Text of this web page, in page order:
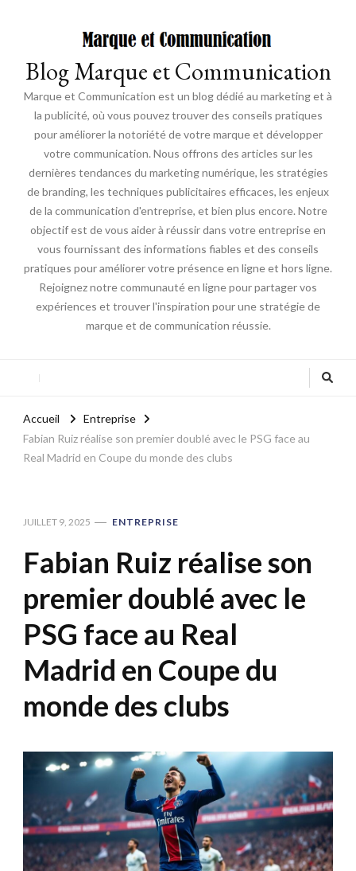
Blog Marque et Communication
Marque et Communication est un blog dédié au marketing et à
la publicité, où vous pouvez trouver des conseils pratiques
pour améliorer la notoriété de votre marque et développer
votre communication. Nous offrons des articles sur les
dernières tendances du marketing numérique, les stratégies
de branding, les techniques publicitaires efficaces, les enjeux
de la communication d'entreprise, et bien plus encore. Notre
objectif est de vous aider à réussir dans votre entreprise en
vous fournissant des informations fiables et des conseils
pratiques pour améliorer votre présence en ligne et hors ligne.
Rejoignez notre communauté en ligne pour partager vos
expériences et trouver l'inspiration pour une stratégie de
marque et de communication réussie.
Accueil
Entreprise
Fabian Ruiz réalise son premier doublé avec le PSG face au
Real Madrid en Coupe du monde des clubs
JUILLET 9, 2025 ENTREPRISE
Fabian Ruiz réalise son
premier doublé avec le
PSG face au Real
Madrid en Coupe du
monde des clubs